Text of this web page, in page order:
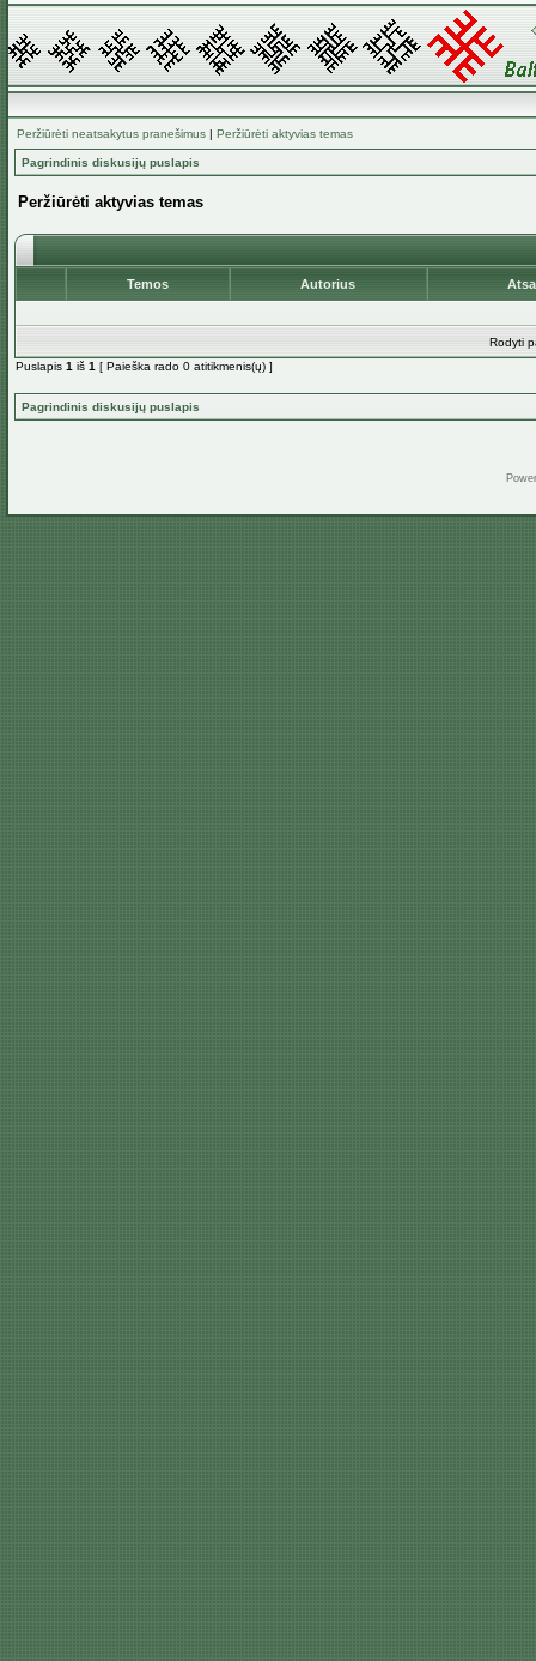
Peržiūrėti neatsakytus pranešimus | Peržiūrėti aktyvias temas
Pagrindinis diskusijų puslapis
Peržiūrėti aktyvias temas
Temos Autorius
Rodyti
Puslapis 1 iš 1 [ Paieška rado 0 atitikmenis(ų) ]
Pagrindinis diskusijų puslapis